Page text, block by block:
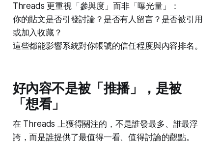
Threads 更重視「參與度」而非「曝光量」：
你的貼文是否引發討論？是否有人留言？是否被引用
或加入收藏？
這些都能影響系統對你帳號的信任程度與內容排名。
好內容不是被「推播」，是被
「想看」
在 Threads 上獲得關注的，不是誰發最多、誰最浮
誇，而是誰提供了最值得一看、值得討論的觀點。